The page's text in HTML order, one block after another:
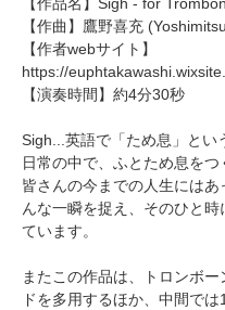
【作曲】 鷹野喜充
【作者webサイト】
https://
【演奏時間】約4分30秒
Sigh...英語で「ため息」とい
日常の中で、ふとため息を
皆さんの今までの人生には
んな一瞬を捉え、そのひと
ています。
またこの作品は、トロンボ
ドを多用するほか、中間で